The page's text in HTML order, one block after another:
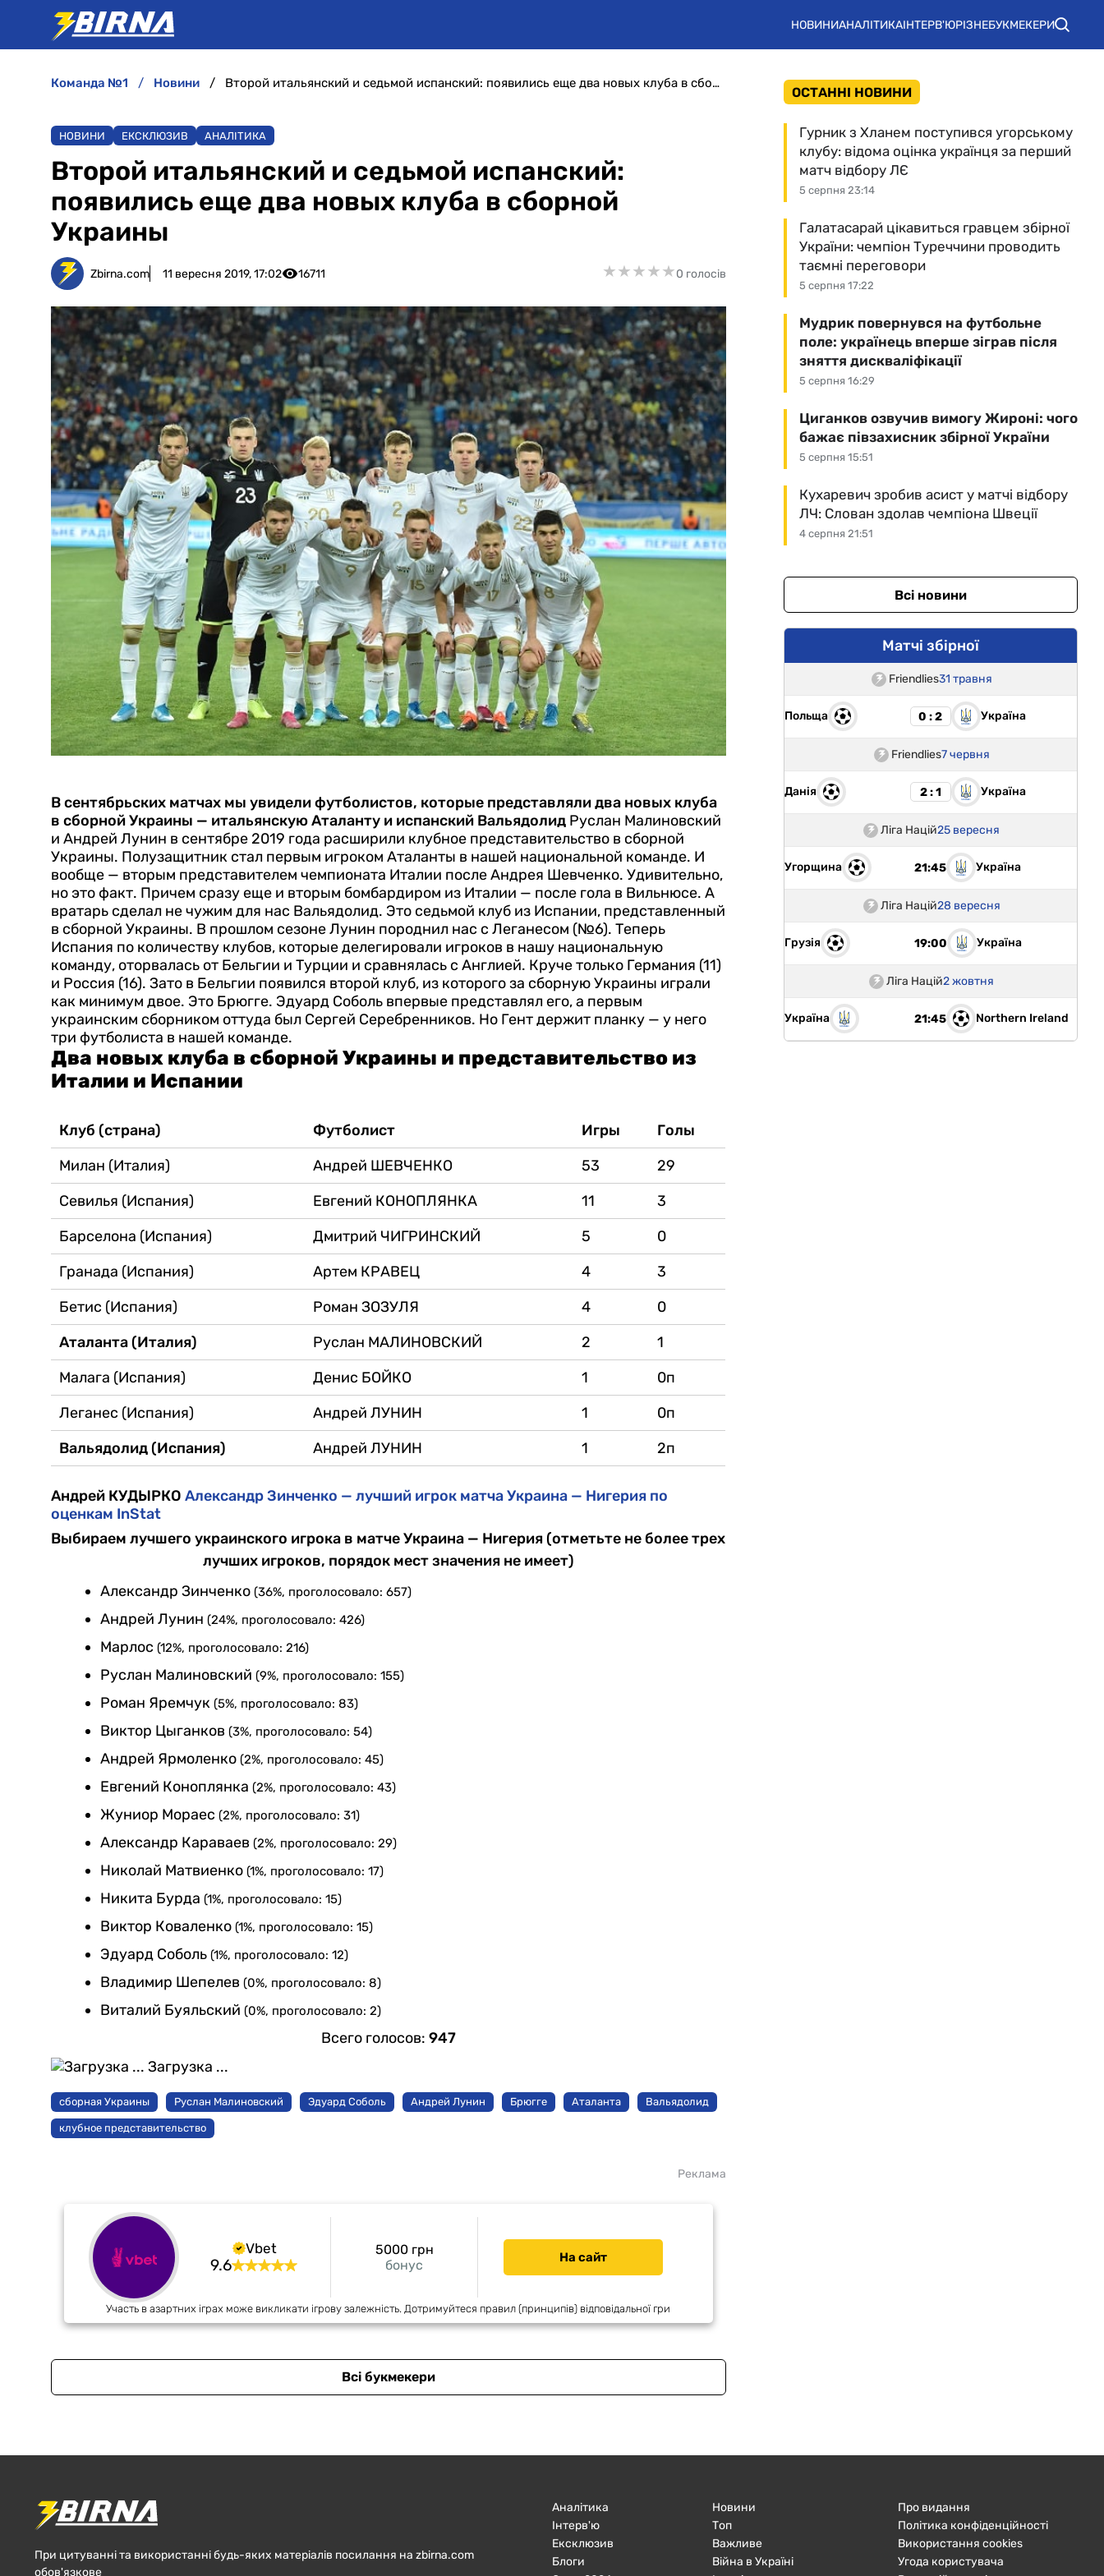
НОВИНИАНАЛІТИКАІНТЕРВ'ЮРІЗНЕБУКМЕКЕРИ
команда №1 новини Второй итальянский и седьмой испанский: появились еще два новых клуба в сборной Украины
НОВИНИ ЕКСКЛЮЗИВ АНАЛІТИКА
Второй итальянский и седьмой испанский:
появились еще два новых клуба в сборной
Украины
Zbirna.com 11 вересня 2019, 17:02 16711 ★★★★★
★★★★★0 голосів
В сентябрьских матчах мы увидели футболистов, которые представляли два новых клуба
в сборной Украины — итальянскую Аталанту и испанский Вальядолид Руслан Малиновский
и Андрей Лунин в сентябре 2019 года расширили клубное представительство в сборной
Украины. Полузащитник стал первым игроком Аталанты в нашей национальной команде. И
вообще — вторым представителем чемпионата Италии после Андрея Шевченко. Удивительно,
но это факт. Причем сразу еще и вторым бомбардиром из Италии — после гола в Вильнюсе. А
вратарь сделал не чужим для нас Вальядолид. Это седьмой клуб из Испании, представленный
в сборной Украины. В прошлом сезоне Лунин породнил нас с Леганесом (№6). Теперь
Испания по количеству клубов, которые делегировали игроков в нашу национальную
команду, оторвалась от Бельгии и Турции и сравнялась с Англией. Круче только Германия (11)
и Россия (16). Зато в Бельгии появился второй клуб, из которого за сборную Украины играли
как минимум двое. Это Брюгге. Эдуард Соболь впервые представлял его, а первым
украинским сборником оттуда был Сергей Серебренников. Но Гент держит планку — у него
три футболиста в нашей команде.
Два новых клуба в сборной Украины и представительство из
Италии и Испании
Клуб (страна) Футболист Игры
Голы
Милан (Италия)
Андрей ШЕВЧЕНКО 53
29
Севилья (Испания)
Евгений КОНОПЛЯНКА 11
3
Барселона (Испания)
Дмитрий ЧИГРИНСКИЙ 5
0
Гранада (Испания)
Артем КРАВЕЦ 4
3
Бетис (Испания)
Роман ЗОЗУЛЯ 4
0
Аталанта (Италия)
Руслан МАЛИНОВСКИЙ 2
1
Малага (Испания)
Денис БОЙКО 1
0п
Леганес (Испания)
Андрей ЛУНИН 1
0п
Вальядолид (Испания)
Андрей ЛУНИН 1 2п
Андрей КУДЫРКО Александр Зинченко — лучший игрок матча Украина — Нигерия по
оценкам InStat
Выбираем лучшего украинского игрока в матче Украина — Нигерия (отметьте не более трех
лучших игроков, порядок мест значения не имеет)
Александр Зинченко (36%, проголосовало: 657)
Андрей Лунин (24%, проголосовало: 426)
Марлос (12%, проголосовало: 216)
Руслан Малиновский (9%, проголосовало: 155)
Роман Яремчук (5%, проголосовало: 83)
Виктор Цыганков (3%, проголосовало: 54)
Андрей Ярмоленко (2%, проголосовало: 45)
Евгений Коноплянка (2%, проголосовало: 43)
Жуниор Мораес (2%, проголосовало: 31)
Александр Караваев (2%, проголосовало: 29)
Николай Матвиенко (1%, проголосовало: 17)
Никита Бурда (1%, проголосовало: 15)
Виктор Коваленко (1%, проголосовало: 15)
Эдуард Соболь (1%, проголосовало: 12)
Владимир Шепелев (0%, проголосовало: 8)
Виталий Буяльский (0%, проголосовало: 2)
Всего голосов: 947
Загрузка ...
сборная Украины Руслан Малиновский Эдуард Соболь Андрей Лунин Брюгге Аталанта Вальядолид
клубное представительство
Реклама
Vbet
9.6 бонус
5000 грн На сайт
Участь в азартних іграх може викликати ігрову залежність. Дотримуйтеся правил (принципів) відповідальної гри
Всі букмекери
ОСТАННІ НОВИНИ
5 серпня 23:14
Гурник з Хланем поступився угорському
клубу: відома оцінка українця за перший
матч відбору ЛЄ
5 серпня 17:22
Галатасарай цікавиться гравцем збірної
України: чемпіон Туреччини проводить
таємні переговори
5 серпня 16:29
Мудрик повернувся на футбольне
поле: українець вперше зіграв після
зняття дискваліфікації
5 серпня 15:51
Циганков озвучив вимогу Жироні: чого
бажає півзахисник збірної України
4 серпня 21:51
Кухаревич зробив асист у матчі відбору
ЛЧ: Слован здолав чемпіона Швеції
Всі новини
Матчі збірної
Friendlies31 травня
Польща 0 : 2 Україна
Friendlies7 червня
Данія 2 : 1 Україна
Ліга Націй25 вересня
Угорщина 21:45 Україна
Ліга Націй28 вересня
Грузія 19:00 Україна
Ліга Націй2 жовтня
Україна 21:45 Northern Ireland
При цитуванні та використанні будь-яких матеріалів посилання на zbirna.com
обов'язкове
Аналітика
Інтерв'ю
Ексклюзив
Блоги
Новини
Топ
Важливе
Війна в Україні
Про видання
Політика конфіденційності
Використання cookies
Угода користувача